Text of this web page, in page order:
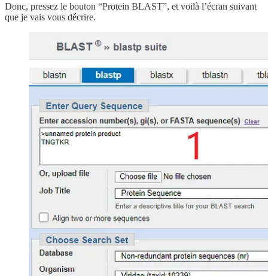
Donc, pressez le bouton “Protein BLAST”, et voilà l’écran suivant
que je vais vous décrire.